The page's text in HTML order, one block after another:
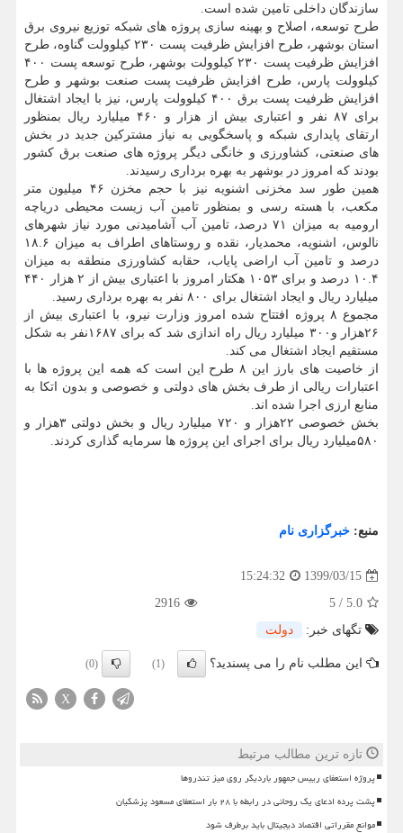
سازندگان داخلی تامین شده است.
طرح توسعه، اصلاح و بهینه سازی پروژه های شبکه توزیع نیروی برق
استان بوشهر، طرح افزایش ظرفیت پست ۲۳۰ کیلوولت گناوه، طرح
افزایش ظرفیت پست ۲۳۰ کیلوولت بوشهر، طرح توسعه پست ۴۰۰
کیلوولت پارس، طرح افزایش ظرفیت پست صنعت بوشهر و طرح
افزایش ظرفیت پست برق ۴۰۰ کیلوولت پارس، نیز با ایجاد اشتغال
برای ۸۷ نفر و اعتباری بیش از هزار و ۴۶۰ میلیارد ریال بمنظور
ارتقای پایداری شبکه و پاسخگویی به نیاز مشترکین جدید در بخش
های صنعتی، کشاورزی و خانگی دیگر پروژه های صنعت برق کشور
بودند که امروز در بوشهر به بهره برداری رسیدند.
همین طور سد مخزنی اشنویه نیز با حجم مخزن ۴۶ میلیون متر
مکعب، با هسته رسی و بمنظور تامین آب زیست محیطی دریاچه
ارومیه به میزان ۷۱ درصد، تامین آب آشامیدنی مورد نیاز شهرهای
نالوس، اشنویه، محمدیار، نقده و روستاهای اطراف به میزان ۱۸.۶
درصد و تامین آب اراضی پایاب، حقابه کشاورزی منطقه به میزان
۱۰.۴ درصد و برای ۱۰۵۳ هکتار امروز با اعتباری بیش از ۲ هزار ۴۴۰
میلیارد ریال و ایجاد اشتغال برای ۸۰۰ نفر به بهره برداری رسید.
مجموع ۸ پروژه افتتاح شده امروز وزارت نیرو، با اعتباری بیش از
۲۶هزار و۳۰۰ میلیارد ریال راه اندازی شد که برای ۱۶۸۷نفر به شکل
مستقیم ایجاد اشتغال می کند.
از خاصیت های بارز این ۸ طرح این است که همه این پروژه ها با
اعتبارات ریالی از طرف بخش های دولتی و خصوصی و بدون اتکا به
منابع ارزی اجرا شده اند.
بخش خصوصی ۲۲هزار و ۷۲۰ میلیارد ریال و بخش دولتی ۳هزار و
۵۸۰میلیارد ریال برای اجرای این پروژه ها سرمایه گذاری کردند.
منبع: خبرگزاری نام
1399/03/15
15:24:32
5.0
/
5
2916
تگهای خبر:
دولت
این مطلب نام را می پسندید؟ (1)
(0)
X
تازه ترین مطالب مرتبط
پروژه استعفای رییس جمهور باردیگر روی میز تندروها
پشت پرده ادعای یک روحانی در رابطه با ۲۸ بار استعفای مسعود پزشکیان
موانع مقرراتی اقتصاد دیجیتال باید برطرف شود